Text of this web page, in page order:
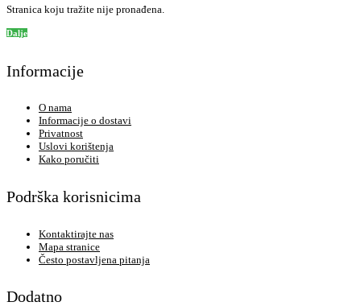
Stranica koju tražite nije pronađena.
Dalje
Informacije
O nama
Informacije o dostavi
Privatnost
Uslovi korištenja
Kako poručiti
Podrška korisnicima
Kontaktirajte nas
Mapa stranice
Često postavljena pitanja
Dodatno